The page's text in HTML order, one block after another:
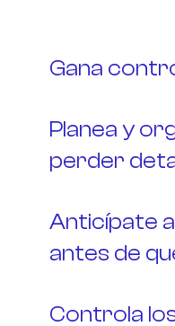
Gana
Planea y
perder
Anticípate
antes de
Controla